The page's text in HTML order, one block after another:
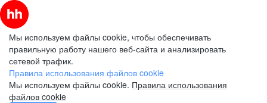
Мы используем файлы cookie, чтобы обеспечивать
правильную работу нашего веб-сайта и анализировать
сетевой трафик.
Правила использования файлов cookie
Мы используем файлы cookie. Правила использования
файлов cookie